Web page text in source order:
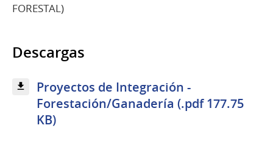
FORESTAL)
Descargas
Proyectos de Integración -
Forestación/Ganadería (.pdf 177.75
KB)